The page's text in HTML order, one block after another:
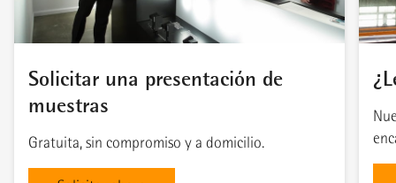
Solicitar una presentación de
muestras
Gratuita, sin compromiso y a domicilio.